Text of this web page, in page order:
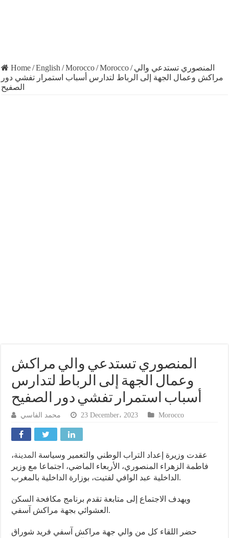
Home/English /Morocco/Morocco/ المنصوري تستدعي والي
مراكش وعمال الجهة إلى الرباط لتدارس أسباب استمرار تفشي دور
الصفيح
المنصوري تستدعي والي مراكش
وعمال الجهة إلى الرباط لتدارس
أسباب استمرار تفشي دور الصفيح
محمد الفاسي 23 December، 2023 Morocco
عقدت وزيرة إعداد التراب الوطني والتعمير وسياسة المدينة،
فاطمة الزهراء المنصوري، الأربعاء الماضي، اجتماعا مع وزير
الداخلية عبد الوافي لفتيت، بوزارة الداخلية بالمغرب.
ويهدف الاجتماع إلى متابعة تقدم برنامج مكافحة السكن
العشوائي بجهة مراكش آسفي.
حضر اللقاء كل من والي جهة مراكش آسفي فريد شوراق